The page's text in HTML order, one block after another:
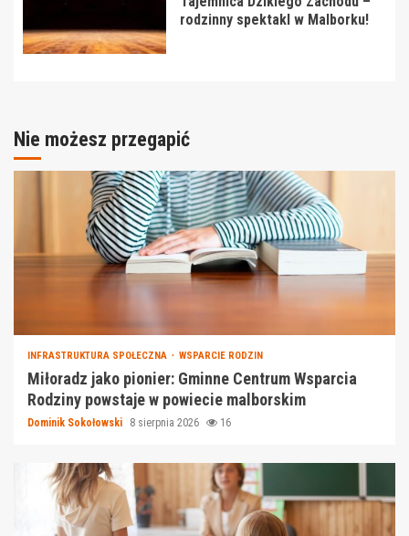
rodzinny spektakl w Malborku!
Nie możesz przegapić
INFRASTRUKTURA SPOŁECZNA WSPARCIE RODZIN
Miłoradz jako pionier: Gminne Centrum Wsparcia
Rodziny powstaje w powiecie malborskim
Dominik Sokołowski 8 sierpnia 2026 16